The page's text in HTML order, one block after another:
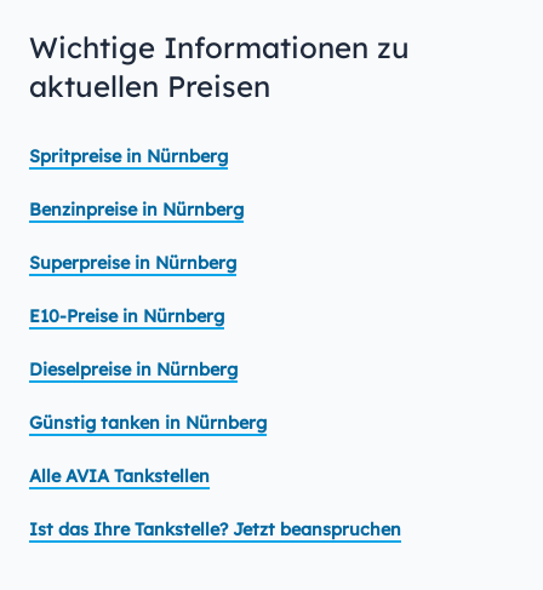
Wichtige Informationen zu
aktuellen Preisen
Spritpreise in Nürnberg
Benzinpreise in Nürnberg
Superpreise in Nürnberg
E10-Preise in Nürnberg
Dieselpreise in Nürnberg
Günstig tanken in Nürnberg
Alle AVIA Tankstellen
Ist das Ihre Tankstelle? Jetzt beanspruchen